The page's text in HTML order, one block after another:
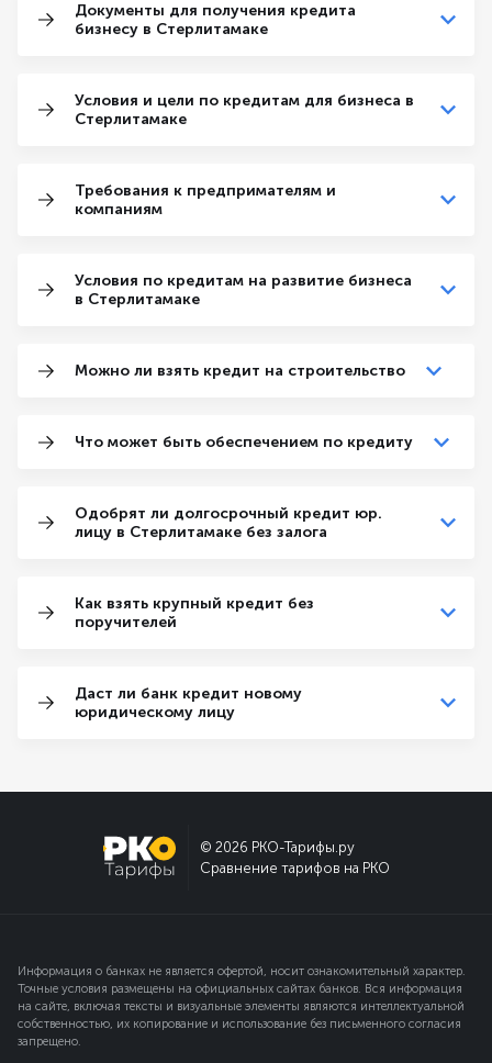
Документы для получения кредита
бизнесу в Стерлитамаке
Условия и цели по кредитам для бизнеса в
Стерлитамаке
Требования к предпримателям и
компаниям
Условия по кредитам на развитие бизнеса
в Стерлитамаке
Можно ли взять кредит на строительство
Что может быть обеспечением по кредиту
Одобрят ли долгосрочный кредит юр.
лицу в Стерлитамаке без залога
Как взять крупный кредит без
поручителей
Даст ли банк кредит новому
юридическому лицу
© 2026 РКО-Тарифы.ру
Сравнение тарифов на РКО
Информация о банках не является офертой, носит ознакомительный характер.
Точные условия размещены на официальных сайтах банков. Вся информация
на сайте, включая тексты и визуальные элементы являются интеллектуальной
собственностью, их копирование и использование без письменного согласия
запрещено.